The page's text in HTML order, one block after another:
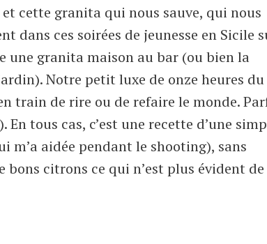
cette granita qui nous sauve, qui nous
dans ces soirées de jeunesse en Sicile
une granita maison au bar (ou bien la
Notre petit luxe de onze heures
train de rire ou de refaire le monde.
tous cas, c’est une recette d’une
m’a aidée pendant le shooting), sans
citrons ce qui n’est plus évident de